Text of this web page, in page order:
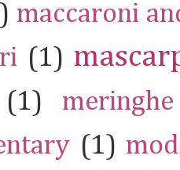
maccaroni
(1)
(1)
meringhe
(1)